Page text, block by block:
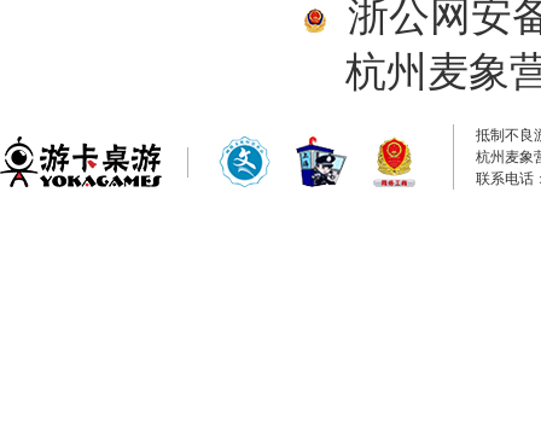
浙公网安
杭州麦象
抵制不良
杭州麦象
联系电话